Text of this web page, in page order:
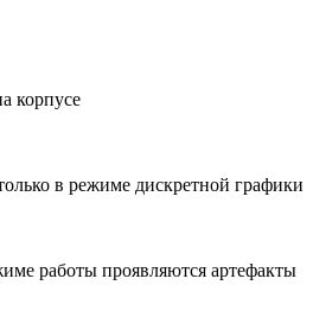
корпусе
в режиме дискретной графики
работы проявляются артефакты